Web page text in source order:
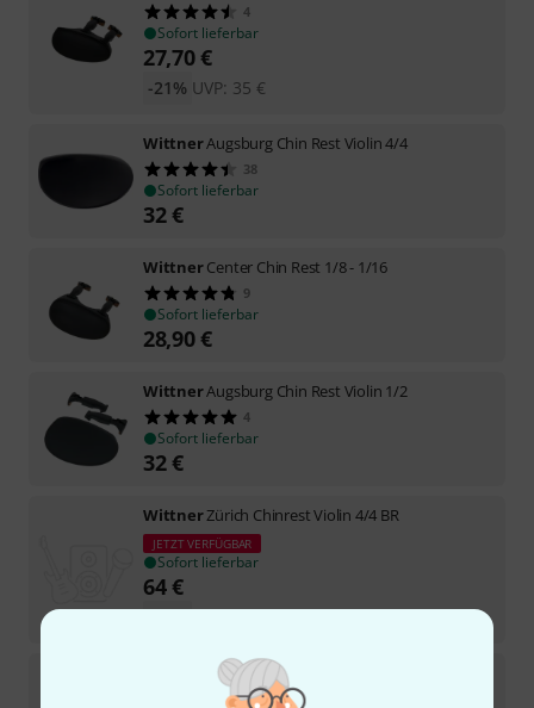
4
Sofort lieferbar
27,70€
UVP: 35 €
-21%
WittnerAugsburg Chin Rest Violin 4/4
38
Sofort lieferbar
32€
WittnerCenter Chin Rest 1/8 - 1/16
9
Sofort lieferbar
28,90€
WittnerAugsburg Chin Rest Violin 1/2
4
Sofort lieferbar
32€
WittnerZürich Chinrest Violin 4/4 BR
JETZT VERFÜGBAR
Sofort lieferbar
64€
UVP:78,50 €
-18%
Augsburg Chin Rest Violin 3/4
2